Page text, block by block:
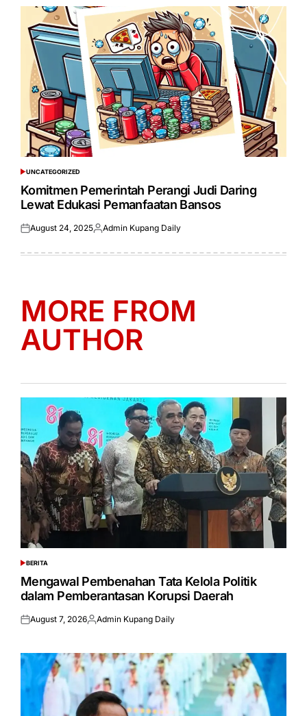
POSTED
IN
UNCATEGORIZED
Komitmen Pemerintah Perangi Judi Daring
Lewat Edukasi Pemanfaatan Bansos
Posted
August 24, 2025Posted
Admin Kupang Daily
MORE FROM
AUTHOR
POSTED
IN
BERITA
Mengawal Pembenahan Tata Kelola Politik
dalam Pemberantasan Korupsi Daerah
Posted
August 7, 2026Posted
Admin Kupang Daily